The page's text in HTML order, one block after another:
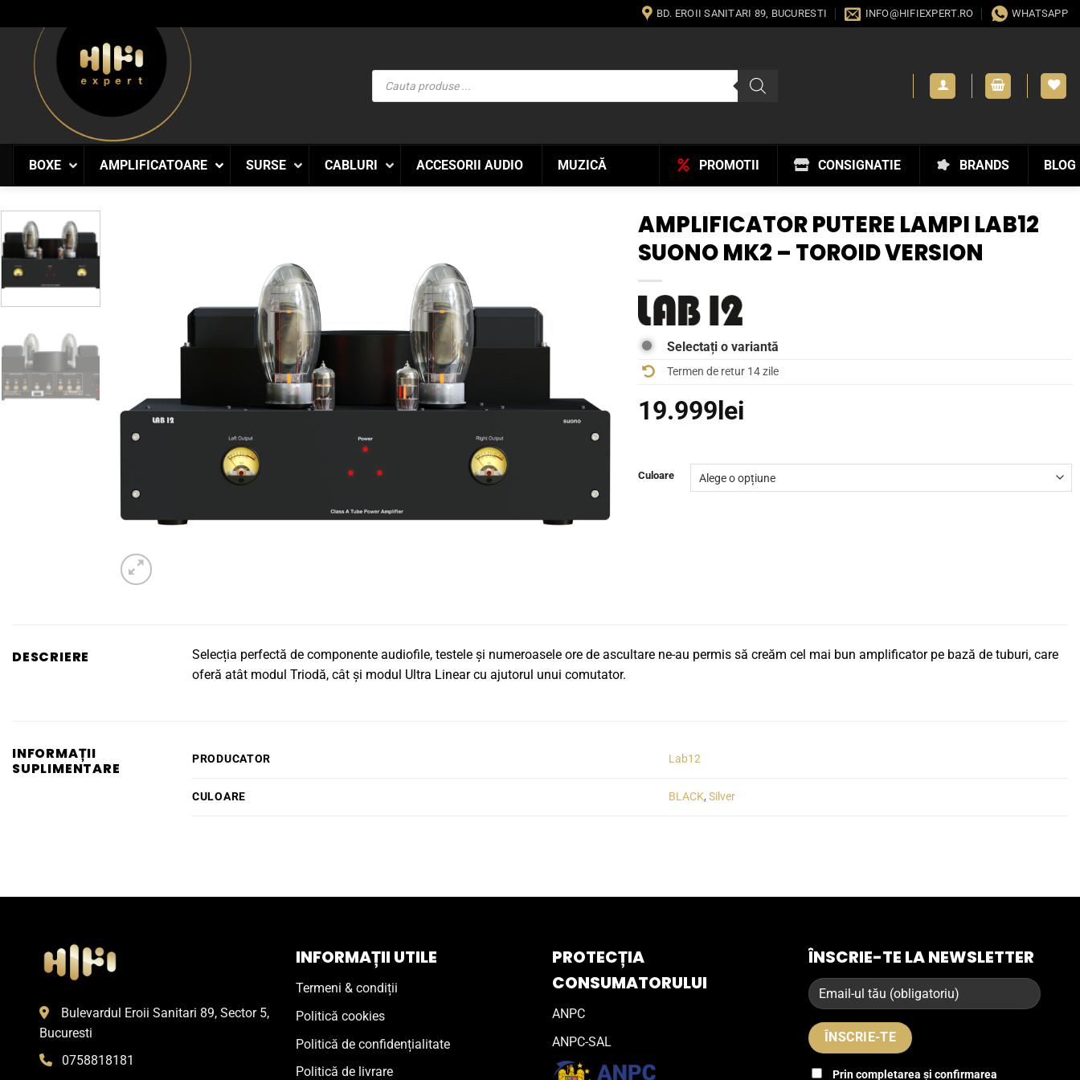
to
content
BD. EROII SANITARI 89, BUCURESTI INFO@HIFIEXPERT.RO WHATSAPP
Products
search
BOXE AMPLIFICATOARE SURSE CABLURI ACCESORII AUDIO MUZICĂ BLOG
BRANDS
CONSIGNATIE
PROMOTII
AMPLIFICATOR PUTERE LAMPI LAB12
SUONO MK2 – TOROID VERSION
Selectați o variantă
Termen de retur 14 zile
19.999lei
Culoare
DESCRIERE
Selecția perfectă de componente audiofile, testele și numeroasele ore de ascultare ne-au permis să creăm cel mai bun amplificator pe bază de tuburi, care
oferă atât modul Triodă, cât și modul Ultra Linear cu ajutorul unui comutator.
INFORMAȚII
SUPLIMENTARE
PRODUCATOR Lab12
CULOARE BLACK,Silver
Bulevardul Eroii Sanitari 89, Sector 5,
Bucuresti
0758818181
INFORMAȚII UTILE
Termeni & condiții
Politică cookies
Politică de confidențialitate
Politică de livrare
PROTECȚIA
CONSUMATORULUI
ANPC
ANPC-SAL
ÎNSCRIE-TE LA NEWSLETTER
Prin completarea și confirmarea